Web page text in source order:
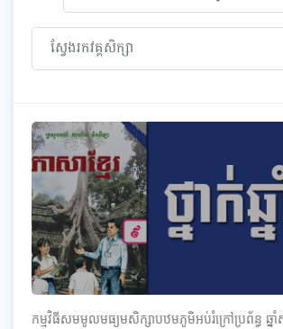
កម្មវិធី​សមមូល​មធ្យម​សិក្សា​បឋមភូមិ​អប់រំ​ក្រៅ​ប្រព័ន្ធ​ ឆ្នាំ​